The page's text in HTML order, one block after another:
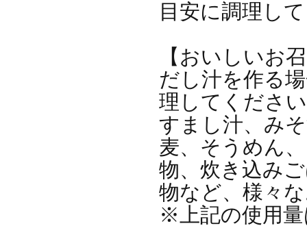
目安に調理し
【おいしいお
だし汁を作る
理してくださ
すまし汁、み
麦、そうめん
物、炊き込み
物など、様々
※上記の使用